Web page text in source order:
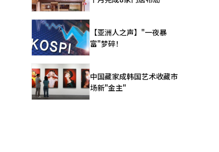
【亚洲人之声】"一夜暴
富"梦碎！
中国藏家成韩国艺术收藏市
场新"金主"